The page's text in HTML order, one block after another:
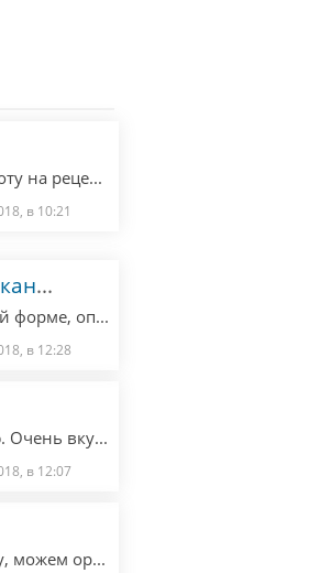
Девушка, со знанием английского и немецкого языка ищет работу на рецепшен. Мне 23 года, проживаю в Берлине
в 10:21
тренер тренажерного зала в поиске свободной вакансии
Тренер тренажерного зала ищет работу, в отличной физической форме, опыт работы 5 лет. Говорю на немецком языке и на русском, украинский - родной.
в 12:28
Повар, с опытом и образованием, ищет работу, можно разовую. Очень вкусно готовлю различные блюда.
в 12:07
Выпускники кулинарного колледжа, две девушки, ищем работу, можем организовать праздничный стол для вашего мероприятия, готовим русскую, украинскую и кавказскую кухню